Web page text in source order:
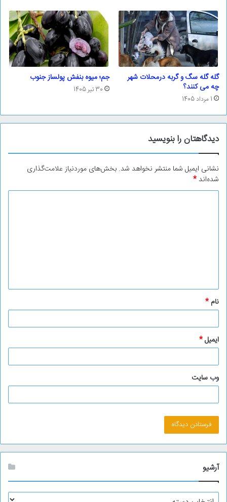
گله گله سگ و گربه درمحلات شهر
چه می کنند؟
1 مرداد 1405
جم؛ ‌میوه بنفش پولساز جنوب
30 تیر 1405
دیدگاهتان را بنویسید
نشانی ایمیل شما منتشر نخواهد شد. بخش‌های موردنیاز علامت‌گذاری
شده‌اند*
*
نام *
ایمیل*
وب‌ سایت
آرشیو
آ